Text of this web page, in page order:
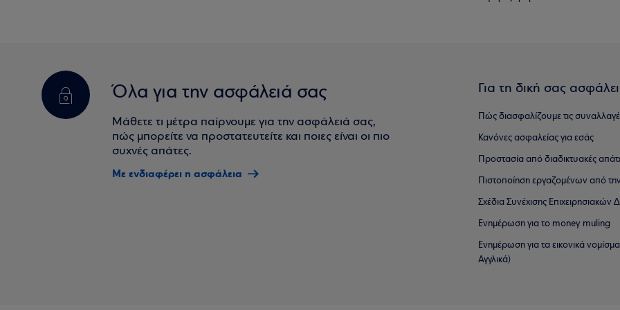
Όλα για την ασφάλειά σας
Μάθετε τι μέτρα παίρνουμε για την ασφάλειά σας,
πώς μπορείτε να προστατευτείτε και ποιες είναι οι πιο
συχνές απάτες.
Με ενδιαφέρει η ασφάλεια
Για τη δική σας
Πώς διασφαλίζουμε τις
Κανόνες ασφαλείας για εσάς
Προστασία από διαδικτυακές
Πιστοποίηση εργαζομένων από
Σχέδια Συνέχισης Επιχειρησιακών
Ενημέρωση για το money muling
Ενημέρωση για τα εικονικά
Αγγλικά)